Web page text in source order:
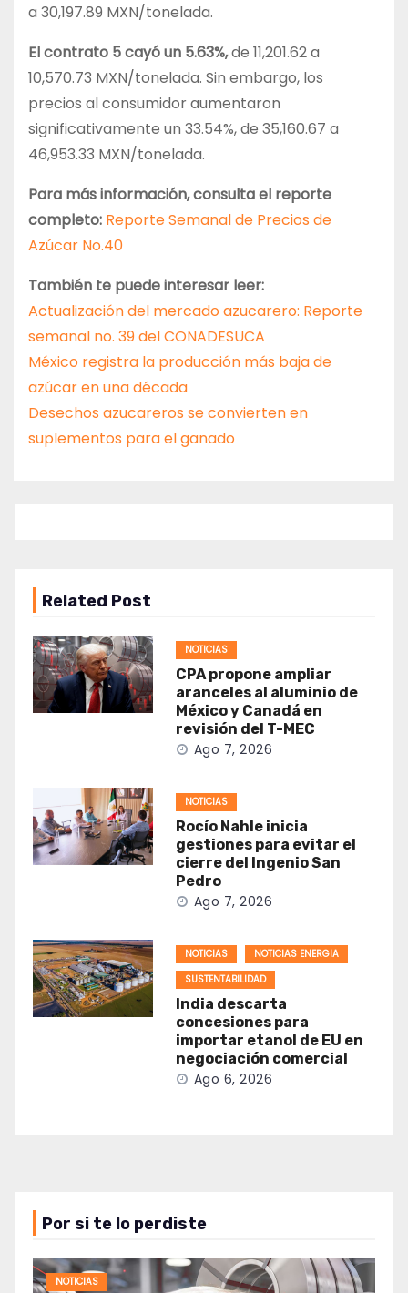
a 30,197.89 MXN/tonelada.
El contrato 5 cayó un 5.63%,de 11,201.62 a
10,570.73 MXN/tonelada. Sin embargo, los
precios al consumidor aumentaron
significativamente un 33.54%, de 35,160.67 a
46,953.33 MXN/tonelada.
Para más información, consulta el reporte
completo: Reporte Semanal de Precios de
Azúcar No.40
También te puede interesar leer:
Actualización del mercado azucarero: Reporte
semanal no. 39 del CONADESUCA
México registra la producción más baja de
azúcar en una década
Desechos azucareros se convierten en
suplementos para el ganado
Related Post
NOTICIAS
CPA propone ampliar
aranceles al aluminio de
México y Canadá en
revisión del T-MEC
Ago 7, 2026
NOTICIAS
Rocío Nahle inicia
gestiones para evitar el
cierre del Ingenio San
Pedro
Ago 7, 2026
NOTICIAS
NOTICIAS ENERGIA
SUSTENTABILIDAD
India descarta
concesiones para
importar etanol de EU en
negociación comercial
Ago 6, 2026
Por si te lo perdiste
NOTICIAS